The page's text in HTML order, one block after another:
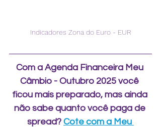
Indicadores Zona do Euro - EUR
Com a Agenda Financeira Meu
Câmbio - Outubro 2025 você
ficou mais preparado, mas ainda
não sabe quanto você paga de
spread? Cote com a Meu